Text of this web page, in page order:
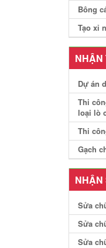
Bông
Tạo xỉ
NHẬN
Dự án
Thi
loại lò
Thi
Gạch
NHẬN
Sửa
Sửa
Sửa